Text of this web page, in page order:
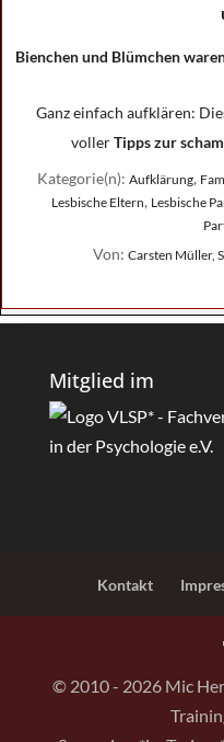
Bienchen und Blümchen
Ganz einfach aufklären:
vollerTipps zur
Kategorie(n): Aufklärung,
Lesbische Eltern, Lesbische
Von: Carsten Müller,
Mitglied im
Kontakt
© 2010 - 2026 Mic